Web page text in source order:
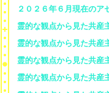
２０２６年６月現在の
霊的な観点から見た共
霊的な観点から見た共
霊的な観点から見た共
霊的な観点から見た共